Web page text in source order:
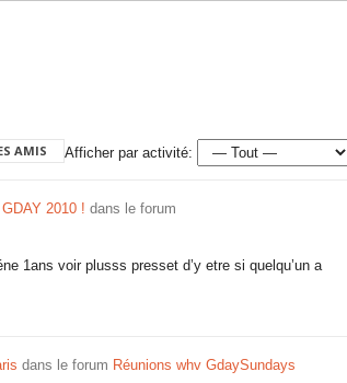
AMIS Afficher par activité:
2010 ! dans le forum
1ans voir plusss presset d’y etre si quelqu’un a
dans le forum Réunions whv GdaySundays